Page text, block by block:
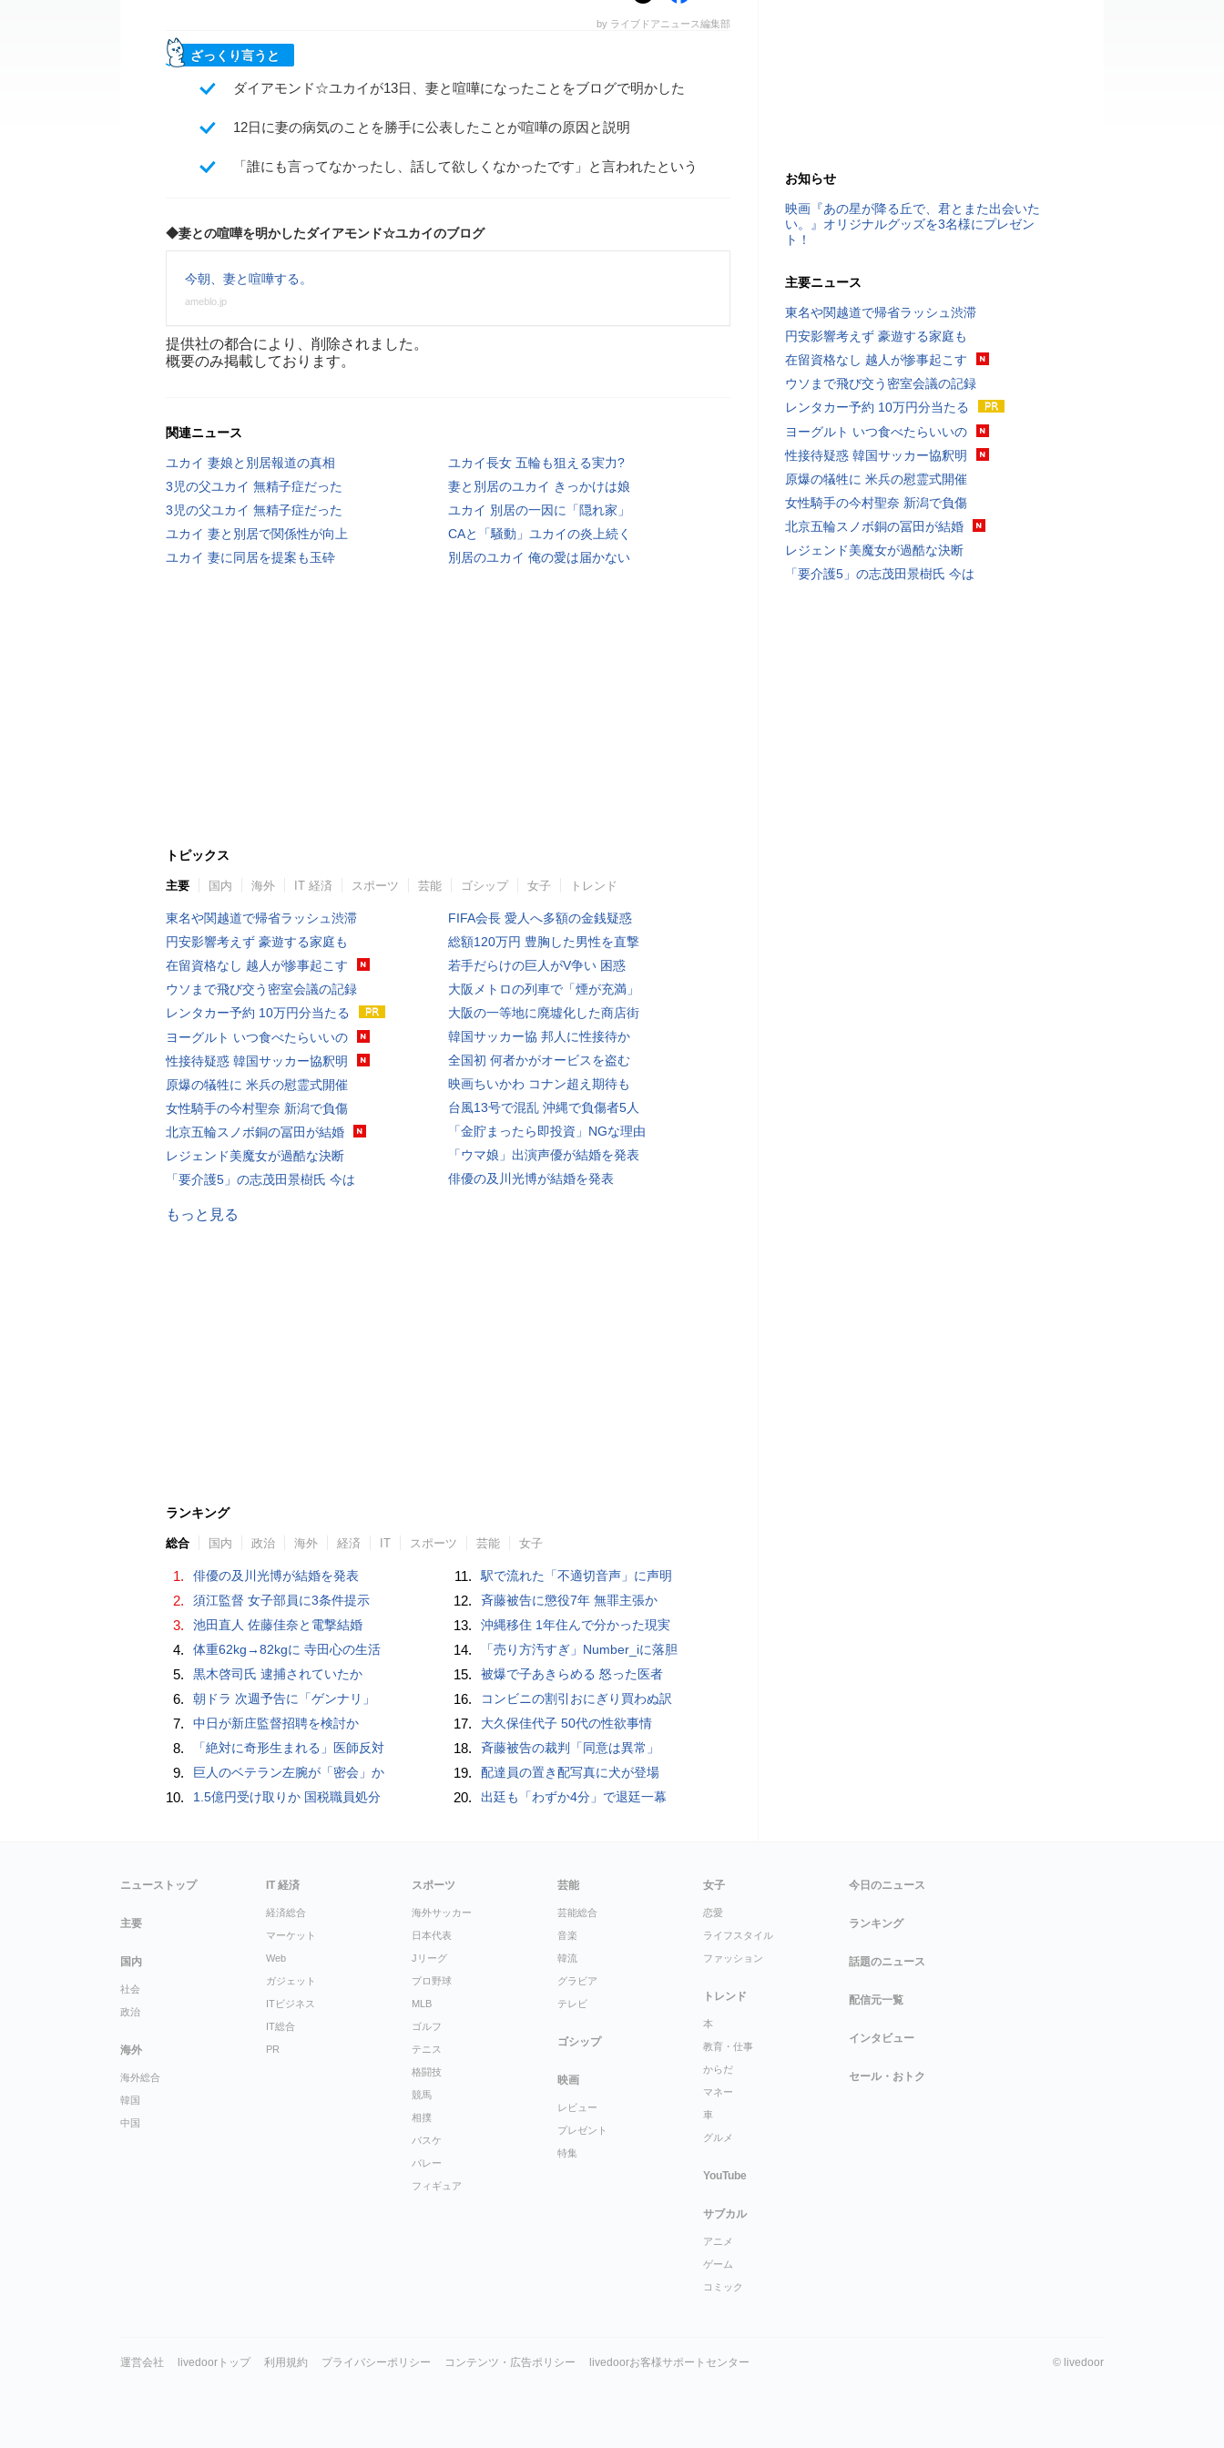
by ライブドアニュース編集部
ざっくり言うと
ダイアモンド☆ユカイが13日、妻と喧嘩になったことをブログで明かした
12日に妻の病気のことを勝手に公表したことが喧嘩の原因と説明
「誰にも言ってなかったし、話して欲しくなかったです」と言われたという
◆妻との喧嘩を明かしたダイアモンド☆ユカイのブログ
今朝、妻と喧嘩する。
ameblo.jp
提供社の都合により、削除されました。
概要のみ掲載しております。
関連ニュース
ユカイ 妻娘と別居報道の真相
ユカイ長女 五輪も狙える実力?
3児の父ユカイ 無精子症だった
妻と別居のユカイ きっかけは娘
3児の父ユカイ 無精子症だった
ユカイ 別居の一因に「隠れ家」
ユカイ 妻と別居で関係性が向上
CAと「騒動」ユカイの炎上続く
ユカイ 妻に同居を提案も玉砕
別居のユカイ 俺の愛は届かない
トピックス
主要 国内 海外 IT 経済 スポーツ 芸能 ゴシップ 女子 トレンド
東名や関越道で帰省ラッシュ渋滞
円安影響考えず 豪遊する家庭も
在留資格なし 越人が惨事起こす
ウソまで飛び交う密室会議の記録
レンタカー予約 10万円分当たる
ヨーグルト いつ食べたらいいの
性接待疑惑 韓国サッカー協釈明
原爆の犠牲に 米兵の慰霊式開催
女性騎手の今村聖奈 新潟で負傷
北京五輪スノボ銅の冨田が結婚
レジェンド美魔女が過酷な決断
「要介護5」の志茂田景樹氏 今は
FIFA会長 愛人へ多額の金銭疑惑
総額120万円 豊胸した男性を直撃
若手だらけの巨人がV争い 困惑
大阪メトロの列車で「煙が充満」
大阪の一等地に廃墟化した商店街
韓国サッカー協 邦人に性接待か
全国初 何者かがオービスを盗む
映画ちいかわ コナン超え期待も
台風13号で混乱 沖縄で負傷者5人
「金貯まったら即投資」NGな理由
「ウマ娘」出演声優が結婚を発表
俳優の及川光博が結婚を発表
もっと見る
ランキング
総合 国内 政治 海外 経済 IT スポーツ 芸能 女子
1. 俳優の及川光博が結婚を発表
2. 須江監督 女子部員に3条件提示
3. 池田直人 佐藤佳奈と電撃結婚
4. 体重62kg→82kgに 寺田心の生活
5. 黒木啓司氏 逮捕されていたか
6. 朝ドラ 次週予告に「ゲンナリ」
7. 中日が新庄監督招聘を検討か
8. 「絶対に奇形生まれる」医師反対
9. 巨人のベテラン左腕が「密会」か
10. 1.5億円受け取りか 国税職員処分
11. 駅で流れた「不適切音声」に声明
12. 斉藤被告に懲役7年 無罪主張か
13. 沖縄移住 1年住んで分かった現実
14. 「売り方汚すぎ」Number_iに落胆
15. 被爆で子あきらめる 怒った医者
16. コンビニの割引おにぎり買わぬ訳
17. 大久保佳代子 50代の性欲事情
18. 斉藤被告の裁判「同意は異常」
19. 配達員の置き配写真に犬が登場
20. 出廷も「わずか4分」で退廷一幕
お知らせ
映画『あの星が降る丘で、君とまた出会いた
い。』オリジナルグッズを3名様にプレゼン
ト！
主要ニュース
東名や関越道で帰省ラッシュ渋滞
円安影響考えず 豪遊する家庭も
在留資格なし 越人が惨事起こす
ウソまで飛び交う密室会議の記録
レンタカー予約 10万円分当たる
ヨーグルト いつ食べたらいいの
性接待疑惑 韓国サッカー協釈明
原爆の犠牲に 米兵の慰霊式開催
女性騎手の今村聖奈 新潟で負傷
北京五輪スノボ銅の冨田が結婚
レジェンド美魔女が過酷な決断
「要介護5」の志茂田景樹氏 今は
ニューストップ
主要
国内
社会
政治
海外
海外総合
韓国
中国
IT 経済
経済総合
マーケット
Web
ガジェット
ITビジネス
IT総合
PR
スポーツ
海外サッカー
日本代表
Jリーグ
プロ野球
MLB
ゴルフ
テニス
格闘技
競馬
相撲
バスケ
バレー
フィギュア
芸能
芸能総合
音楽
韓流
グラビア
テレビ
ゴシップ
映画
レビュー
プレゼント
特集
女子
恋愛
ライフスタイル
ファッション
トレンド
本
教育・仕事
からだ
マネー
車
グルメ
YouTube
サブカル
アニメ
ゲーム
コミック
今日のニュース
ランキング
話題のニュース
配信元一覧
インタビュー
セール・おトク
運営会社 livedoorトップ 利用規約 プライバシーポリシー コンテンツ・広告ポリシー livedoorお客様サポートセンター © livedoor